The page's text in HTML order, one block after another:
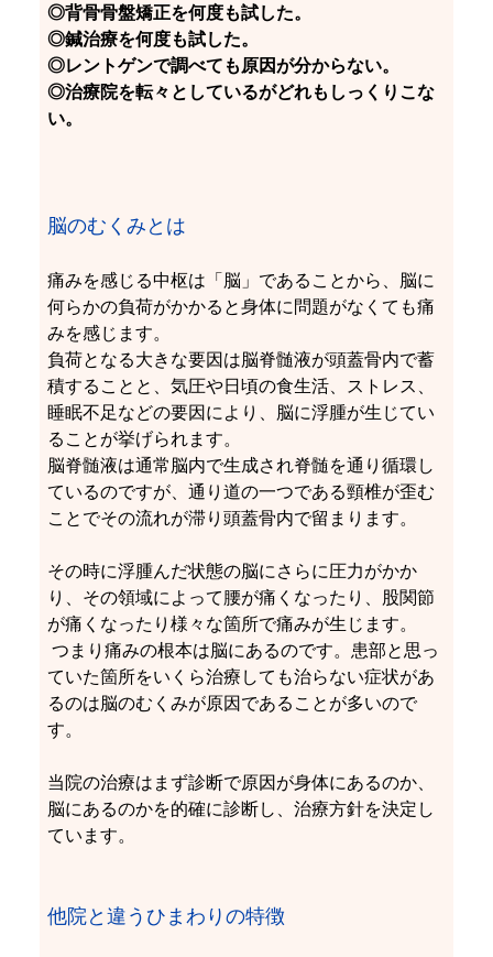
◎背骨骨盤矯正を何度も試した。
◎鍼治療を何度も試した。
◎レントゲンで調べても原因が分からない。
◎治療院を転々としているがどれもしっくりこな
い。
脳のむくみとは
痛みを感じる中枢は「脳」であることから、脳に
何らかの負荷がかかると身体に問題がなくても痛
みを感じます。
負荷となる大きな要因は脳脊髄液が頭蓋骨内で蓄
積することと、気圧や日頃の食生活、ストレス、
睡眠不足などの要因により、脳に浮腫が生じてい
ることが挙げられます。
脳脊髄液は通常脳内で生成され脊髄を通り循環し
ているのですが、通り道の一つである頸椎が歪む
ことでその流れが滞り頭蓋骨内で留まります。
その時に浮腫んだ状態の脳にさらに圧力がかか
り、その領域によって腰が痛くなったり、股関節
が痛くなったり様々な箇所で痛みが生じます。
つまり痛みの根本は脳にあるのです。患部と思っ
ていた箇所をいくら治療しても治らない症状があ
るのは脳のむくみが原因であることが多いので
す。
当院の治療はまず診断で原因が身体にあるのか、
脳にあるのかを的確に診断し、治療方針を決定し
ています。
他院と違うひまわりの特徴